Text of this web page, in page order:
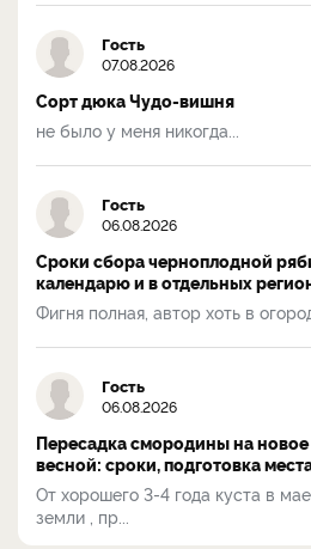
Гость
07.08.2026
Сорт дюка Чудо-вишня
не было у меня никогда...
Гость
06.08.2026
Сроки сбора черноплодной
календарю и в отдельных
Фигня полная, автор хоть в
Гость
06.08.2026
Пересадка смородины на
весной: сроки, подготовка
От хорошего 3-4 года куста в
земли , пр...